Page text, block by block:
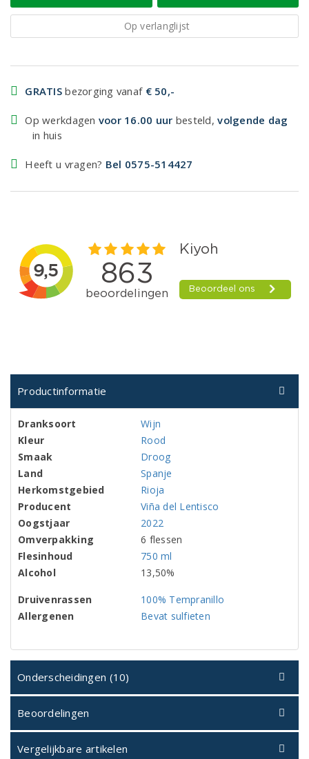
Op verlanglijst
GRATIS bezorging vanaf € 50,-
Op werkdagen voor 16.00 uur besteld,volgende dag
in huis
Heeft u vragen? Bel 0575-514427
Productinformatie
Dranksoort
Wijn
Kleur
Rood
Smaak
Droog
Land
Spanje
Herkomstgebied
Rioja
Producent
Viña del Lentisco
Oogstjaar
2022
Omverpakking
6 flessen
Flesinhoud
750 ml
Alcohol
13,50%
Druivenrassen
100% Tempranillo
Allergenen
Bevat sulfieten
Onderscheidingen (10)
Beoordelingen
Vergelijkbare artikelen